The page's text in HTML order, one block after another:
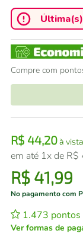
Compre com
R$ 44,20à vista
em até 1x de R$
R$ 41,99
No pagamento com
1.473 pontos
Ver formas de